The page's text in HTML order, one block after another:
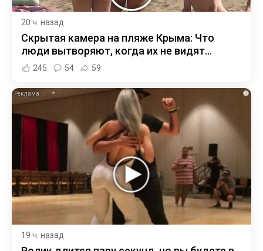
20 ч. назад
Скрытая камера на пляже Крыма: Что
люди вытворяют, когда их не видят...
245 54 59
i
19 ч. назад